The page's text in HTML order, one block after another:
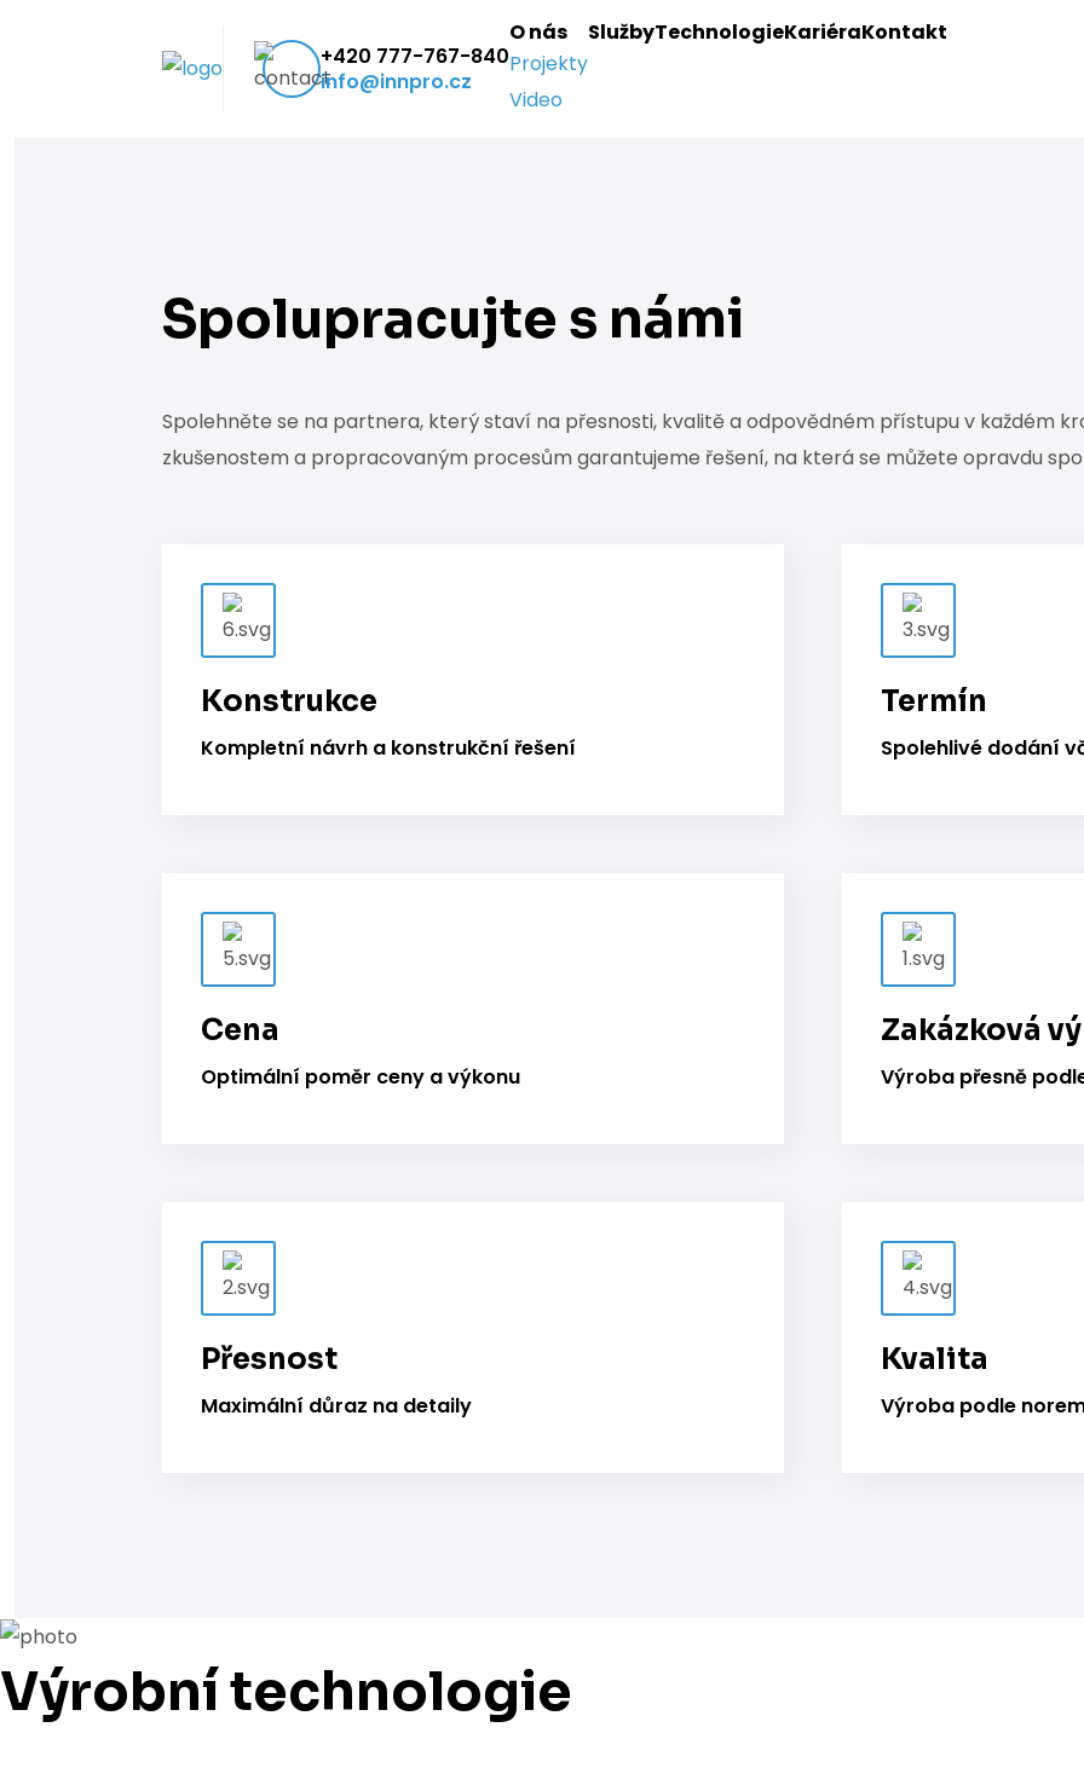
O nás
Projekty
Video
SlužbyTechnologieKariéraKontakt
+420 777-767-840
info@innpro.cz
Spolupracujte s námi
Spolehněte se na partnera, který staví na přesnosti, kvalitě a odpovědném přístupu v každém
zkušenostem a propracovaným procesům garantujeme řešení, na která se můžete opravdu
Konstrukce
Kompletní návrh a konstrukční řešení
Termín
Spolehlivé dodání
Cena
Optimální poměr ceny a výkonu
Zakázková
Výroba přesně
Přesnost
Maximální důraz na detaily
Kvalita
Výroba podle
Výrobní technologie